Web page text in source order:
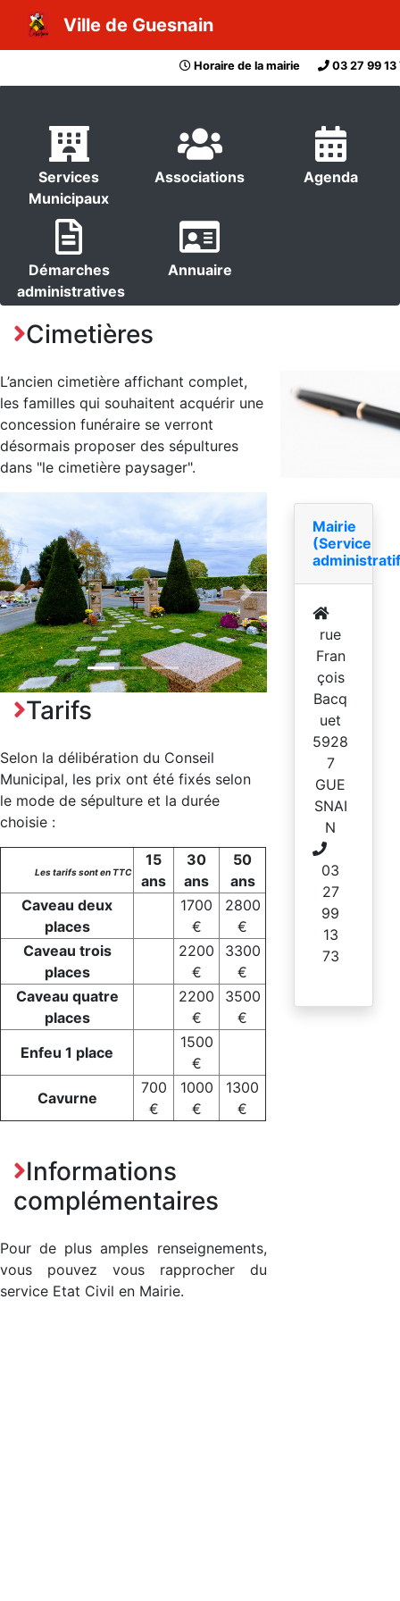
Ville de Guesnain
Horaire de la mairie 03 27 99 13
Services
Municipaux
Associations Agenda
Démarches
administratives
Annuaire
Cimetières
L’ancien cimetière affichant complet,
les familles qui souhaitent acquérir une
concession funéraire se verront
désormais proposer des sépultures
dans "le cimetière paysager".
Previous Next
Tarifs
Selon la délibération du Conseil
Municipal, les prix ont été fixés selon
le mode de sépulture et la durée
choisie :
Les tarifs sont en TTC
15
ans
30
ans
50
ans
Caveau deux
places
1700
€
2800
€
Caveau trois
places
2200
€
3300
€
Caveau quatre
places
2200
€
3500
€
Enfeu 1 place
1500
€
Cavurne
700
€
1000
€
1300
€
Informations
complémentaires
Pour de plus amples renseignements,
vous pouvez vous rapprocher du
service Etat Civil en Mairie.
Mairie
(Service
rue
Fran
çois
Bacq
uet
5928
7
GUE
SNAI
N
03
27
99
13
73